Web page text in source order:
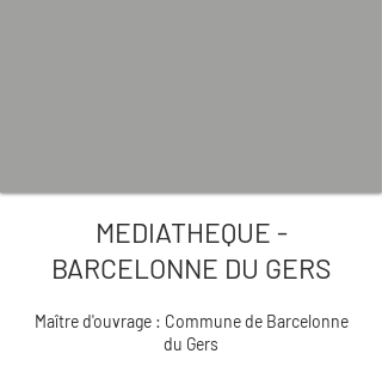
MEDIATHEQUE -
BARCELONNE DU GERS
Maître d'ouvrage : Commune de Barcelonne
du Gers